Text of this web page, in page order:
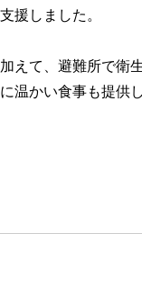
援しました。
えて、避難所で衛
温かい食事も提供し